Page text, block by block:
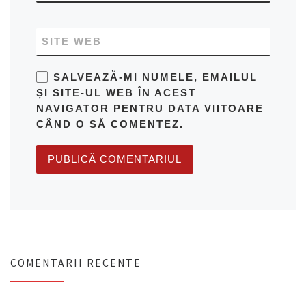
SITE WEB
SALVEAZĂ-MI NUMELE, EMAILUL
ȘI SITE-UL WEB ÎN ACEST
NAVIGATOR PENTRU DATA VIITOARE
CÂND O SĂ COMENTEZ.
COMENTARII RECENTE